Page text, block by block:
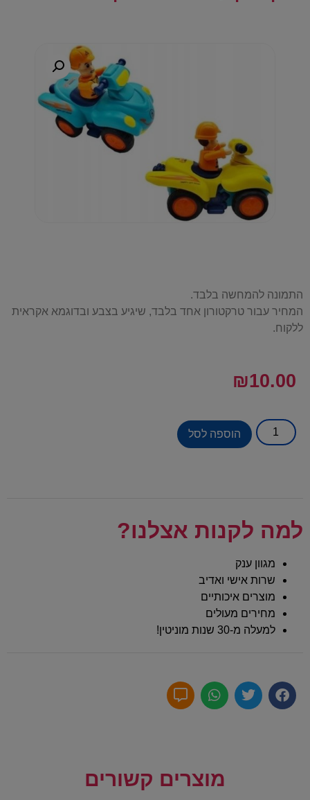
התמונה להמחשה בלבד.
המחיר עבור טרקטורון אחד בלבד, שיגיע בצבע ובדוגמא אקראית
ללקוח.
₪10.00
הוספה לסל
למה לקנות אצלנו?
מגוון ענק
שרות אישי ואדיב
מוצרים איכותיים
מחירים מעולים
למעלה מ-30 שנות מוניטין!
מוצרים קשורים